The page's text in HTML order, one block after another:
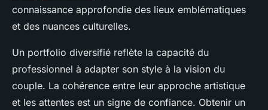
connaissance approfondie des lieux emblématiques
et des nuances culturelles.
Un portfolio diversifié reflète la capacité du
professionnel à adapter son style à la vision du
couple. La cohérence entre leur approche artistique
et les attentes est un signe de confiance. Obtenir un